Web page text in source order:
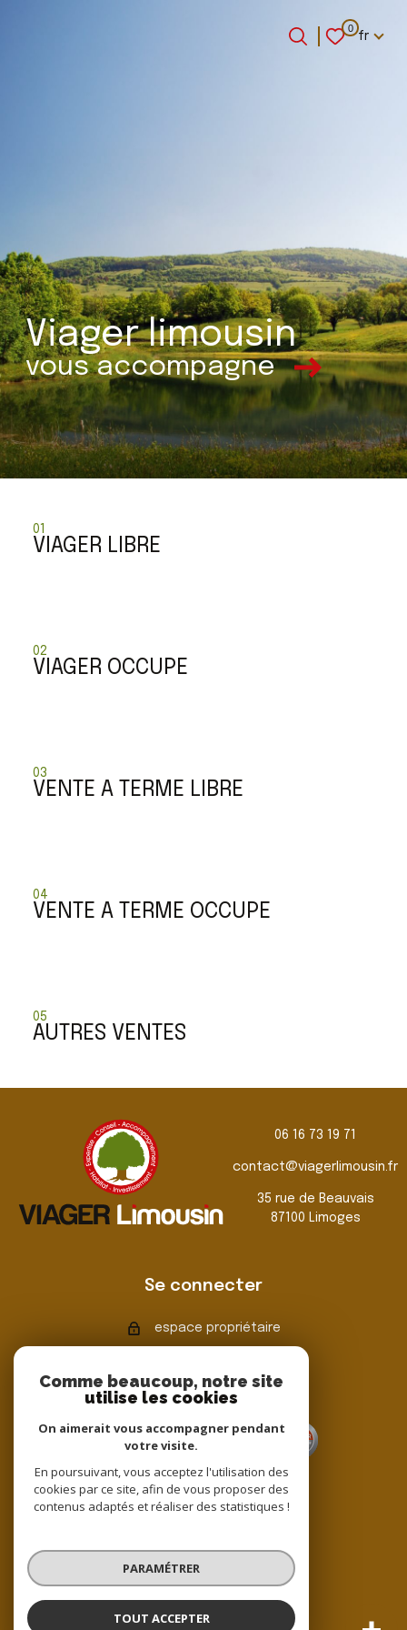
0
Langue
fr
Viager limousin
vous accompagne
01
VIAGER LIBRE
02
VIAGER OCCUPE
03
VENTE A TERME LIBRE
04
VENTE A TERME OCCUPE
05
AUTRES VENTES
06 16 73 19 71
contact@viagerlimousin.fr
35 rue de Beauvais
87100
limoges
Se connecter
espace propriétaire
Adhérents
Traduction powered by Google
Nos honoraires
Comme beaucoup, notre site
utilise les cookies
On aimerait vous accompagner pendant
votre visite.
En poursuivant, vous acceptez l'utilisation des
cookies par ce site, afin de vous proposer des
contenus adaptés et réaliser des statistiques !
PARAMÉTRER
TOUT ACCEPTER